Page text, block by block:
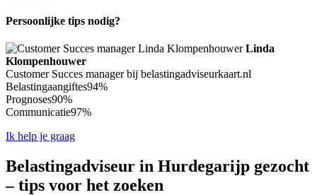
Persoonlijke tips nodig?
Linda
Klompenhouwer
Customer Succes manager bij belastingadviseurkaart.nl
Belastingaangiftes94%
Prognoses90%
Communicatie97%
Ik help je graag
Belastingadviseur in Hurdegarijp gezocht
– tips voor het zoeken